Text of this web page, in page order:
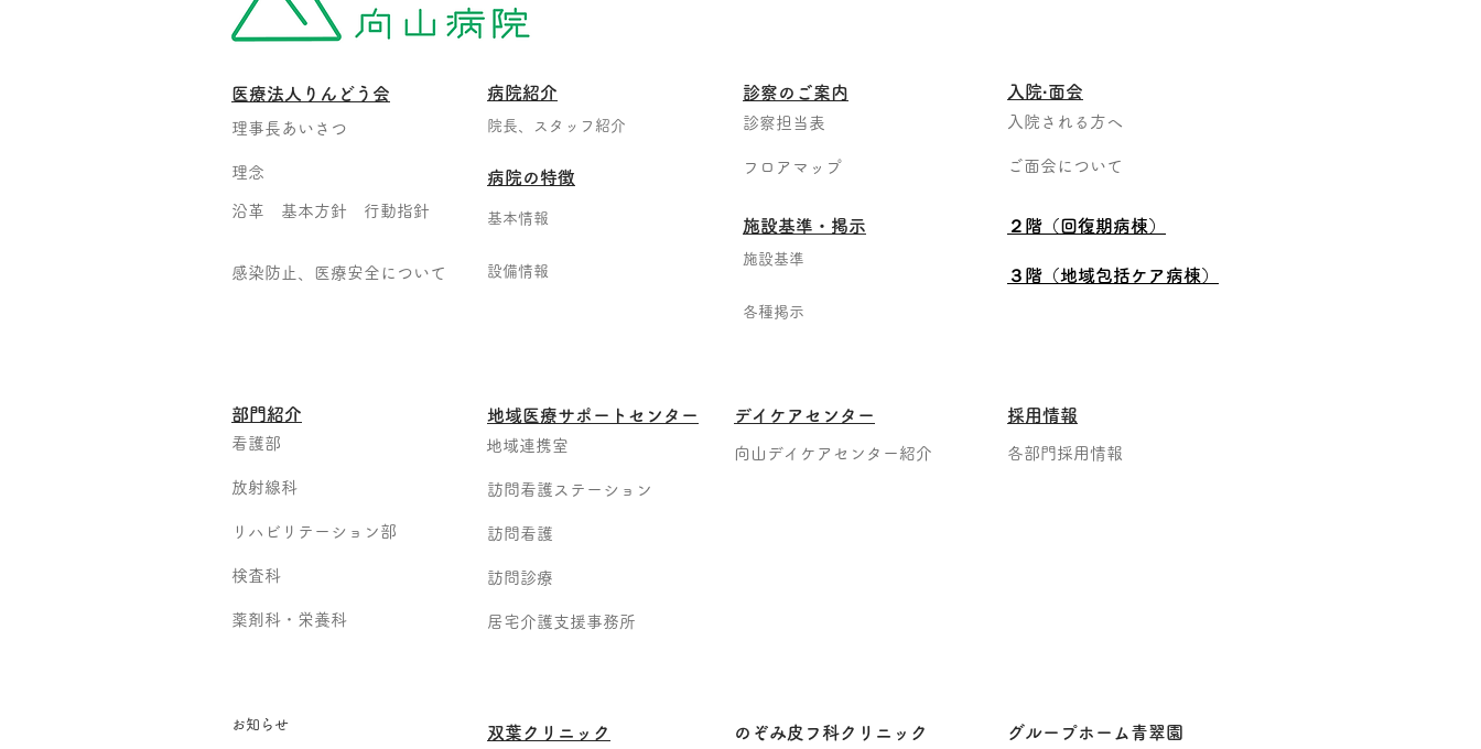
医療法人りんどう会
理事長あいさつ
理念
沿革 基本方針 行動指針
感染防止、医療安全について
病院紹介
院長、スタッフ紹介
病院の特徴
基本情報
設備情報
診察のご案内
診察担当表
フロアマップ
​施設基準・掲示
施設基準
各種掲示
入院·面会
入院される方へ
ご面会について
２階（回復期病棟）
３階（地域包括ケア病棟）
部門紹介
看護部
放射線科
リハビリテーション部
検査科
薬剤科・栄養科
地域医療サポートセンター
地域連携室
訪問看護ステーション
デイケアセンター
向山デイケアセンター紹介
訪問看護
訪問診療
居宅介護支援事務所
採用情報
各部門採用情報
お知らせ ​双葉クリニック のぞみ皮フ科クリニック グループホーム青翠園